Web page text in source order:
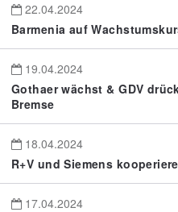
22.04.2024
Barmenia auf
19.04.2024
Gothaer wächst & GDV
Bremse
18.04.2024
R+V und Siemens
17.04.2024